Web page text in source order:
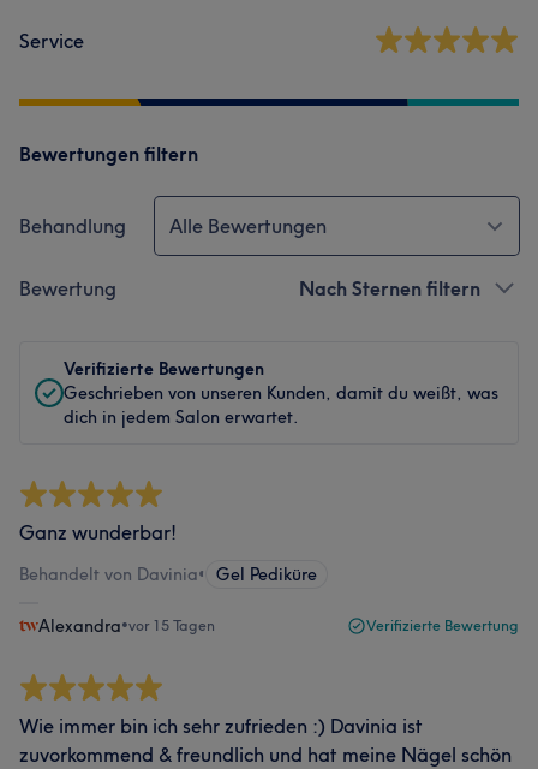
Service
Bewertungen filtern
Behandlung Alle Bewertungen
Bewertung Nach Sternen filtern
Verifizierte Bewertungen
Geschrieben von unseren Kunden, damit du weißt, was
dich in jedem Salon erwartet.
Ganz wunderbar!
Behandelt von Davinia• Gel Pediküre
Alexandra•vor 15 Tagen Verifizierte Bewertung
Wie immer bin ich sehr zufrieden :) Davinia ist
zuvorkommend & freundlich und hat meine Nägel schön